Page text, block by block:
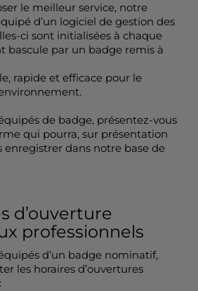
le meilleur service, notre
d’un logiciel de gestion des
ci sont initialisées à chaque
bascule par un badge remis à
rapide et efficace pour le
de badge, présentez-vous
qui pourra, sur présentation
enregistrer dans notre base de
d’ouverture
professionnels
d’un badge nominatif,
les horaires d’ouvertures